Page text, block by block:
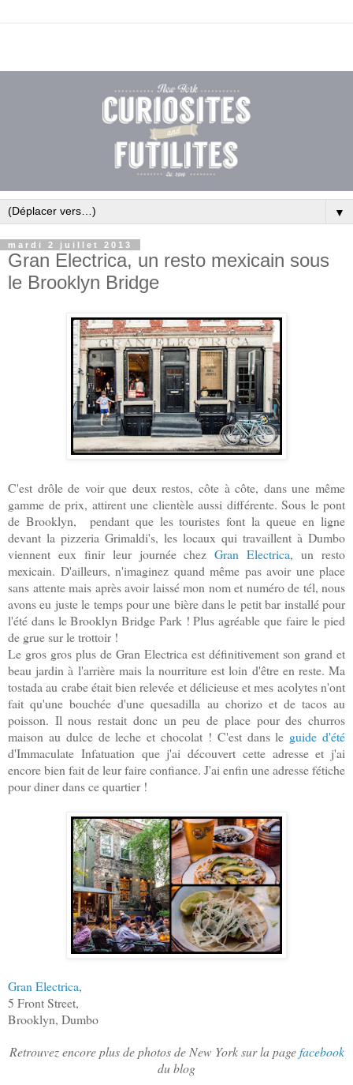
▼
mardi 2 juillet 2013
Gran Electrica, un resto mexicain sous
le Brooklyn Bridge
C'est drôle de voir que deux restos, côte à côte, dans une même
gamme de prix, attirent une clientèle aussi différente. Sous le pont
de Brooklyn, pendant que les touristes font la queue en ligne
devant la pizzeria Grimaldi's, les locaux qui travaillent à Dumbo
viennent eux finir leur journée chezGran Electrica, un resto
mexicain. D'ailleurs, n'imaginez quand même pas avoir une place
sans attente mais après avoir laissé mon nom et numéro de tél, nous
avons eu juste le temps pour une bière dans le petit bar installépour
l'été dans le Brooklyn Bridge Park ! Plus agréable que faire le pied
de grue sur le trottoir !
Le gros gros plus de Gran Electrica est définitivement son grand et
beau jardin à l'arrière mais la nourriture est loin d'être en reste. Ma
tostada au crabe était bien relevée et délicieuse et mes acolytes n'ont
fait qu'une bouchée d'une quesadilla au chorizo et de tacos au
poisson. Il nous restait donc un peu de place pour des churros
maison au dulce de leche et chocolat ! C'est dans le guide d'été
d'Immaculate Infatuation que j'ai découvert cette adresse et j'ai
encore bien fait de leur faire confiance. J'ai enfin une adresse fétiche
pour diner dans ce quartier !
Gran Electrica,
5 Front Street,
Brooklyn, Dumbo
Retrouvez encore plus de photos de New York sur la pagefacebook
du blog